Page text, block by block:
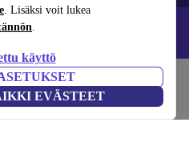
. Lisäksi voit lukea
.
käyttö
EVÄSTEET
– Koodi: IPHONEDEAL –
Potat